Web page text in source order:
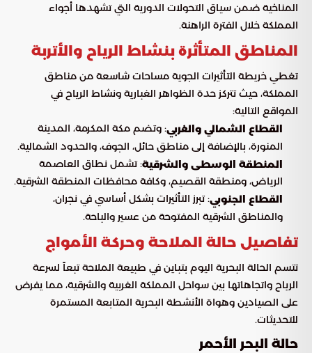
المناخية ضمن سياق التحولات الدورية التي تشهدها أجواء
المملكة خلال الفترة الراهنة.
المناطق المتأثرة بنشاط الرياح والأتربة
تغطي خريطة التأثيرات الجوية مساحات شاسعة من مناطق
المملكة، حيث تتركز حدة الظواهر الغبارية ونشاط الرياح في
المواقع التالية:
القطاع الشمالي والغربي: وتضم مكة المكرمة، المدينة
المنورة، بالإضافة إلى مناطق حائل، الجوف، والحدود الشمالية.
المنطقة الوسطى والشرقية: تشمل نطاق العاصمة
الرياض، ومنطقة القصيم، وكافة محافظات المنطقة الشرقية.
القطاع الجنوبي: تبرز التأثيرات بشكل أساسي في نجران،
والمناطق الشرقية المفتوحة من عسير والباحة.
تفاصيل حالة الملاحة وحركة الأمواج
تتسم الحالة البحرية اليوم بتباين في طبيعة الملاحة تبعاً لسرعة
الرياح واتجاهاتها بين سواحل المملكة الغربية والشرقية، مما يفرض
على الصيادين وهواة الأنشطة البحرية المتابعة المستمرة
للتحديثات.
حالة البحر الأحمر